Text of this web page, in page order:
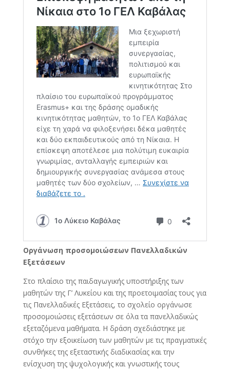
Οργάνωση προσομοιώσεων Πανελλαδικών
Εξετάσεων
Στο πλαίσιο της παιδαγωγικής υποστήριξης των
μαθητών της Γ’ Λυκείου και της προετοιμασίας τους για
τις Πανελλαδικές Εξετάσεις, το σχολείο οργάνωσε
προσομοιώσεις εξετάσεων σε όλα τα πανελλαδικώς
εξεταζόμενα μαθήματα. Η δράση σχεδιάστηκε με
στόχο την εξοικείωση των μαθητών με τις πραγματικές
συνθήκες της εξεταστικής διαδικασίας και την
ενίσχυση της ψυχολογικής και γνωστικής τους